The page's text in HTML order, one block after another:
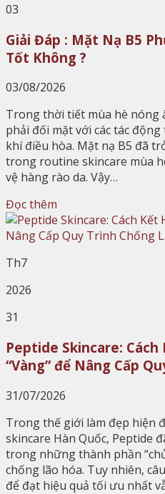
03
Giải Đáp : Mặt Nạ B5
Tốt Không ?
03/08/2026
Trong thời tiết mùa hè nóng
phải đối mặt với các tác
khí điều hòa. Mặt nạ B5 đã
trong routine skincare mùa
vệ hàng rào da. Vậy…
Đọc thêm
Th7
2026
31
Peptide Skincare:
“Vàng” để Nâng Cấp
31/07/2026
Trong thế giới làm đẹp hiện
skincare Hàn Quốc, Peptide
trong những thành phần
chống lão hóa. Tuy nhiên,
để đạt hiệu quả tối ưu nhất